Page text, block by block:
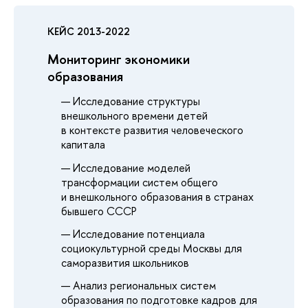
КЕЙС 2013-2022
Мониторинг экономики
образования
Исследование структуры
внешкольного времени детей
в контексте развития человеческого
капитала
Исследование моделей
трансформации систем общего
и внешкольного образования в странах
бывшего СССР
Исследование потенциала
социокультурной среды Москвы для
саморазвития школьников
Анализ региональных систем
образования по подготовке кадров для